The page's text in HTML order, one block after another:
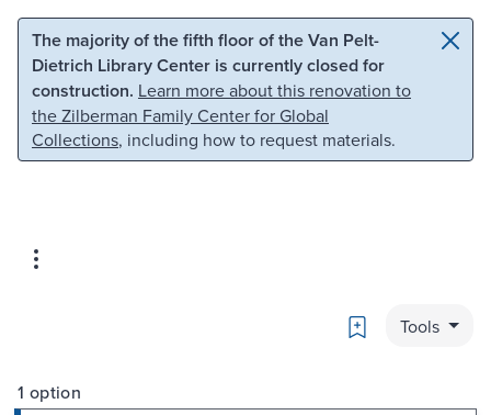
Skip to main content Skip to search
The majority of the fifth floor of the Van Pelt-
Dietrich Library Center is currently closed for
construction. Learn more about this renovation to
the Zilberman Family Center for Global
Collections, including how to request materials.
Bookmark
Tools
1 option